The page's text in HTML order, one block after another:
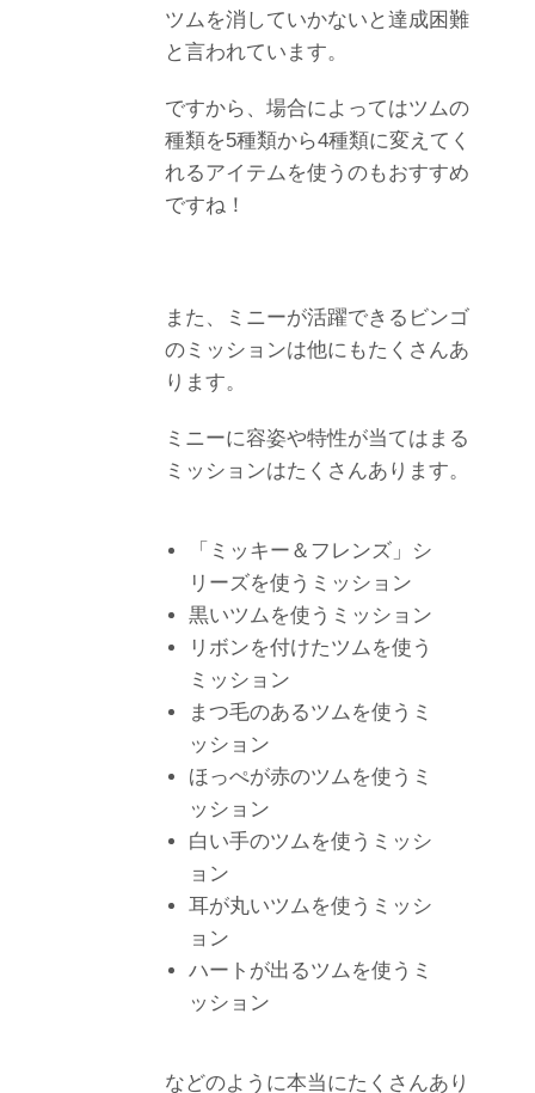
ツムを消していかないと達成困難
と言われています。
ですから、場合によってはツムの
種類を5種類から4種類に変えてく
れるアイテムを使うのもおすすめ
ですね！
また、ミニーが活躍できるビンゴ
のミッションは他にもたくさんあ
ります。
ミニーに容姿や特性が当てはまる
ミッションはたくさんあります。
「ミッキー＆フレンズ」シ
リーズを使うミッション
黒いツムを使うミッション
リボンを付けたツムを使う
ミッション
まつ毛のあるツムを使うミ
ッション
ほっぺが赤のツムを使うミ
ッション
白い手のツムを使うミッシ
ョン
耳が丸いツムを使うミッシ
ョン
ハートが出るツムを使うミ
ッション
などのように本当にたくさんあり